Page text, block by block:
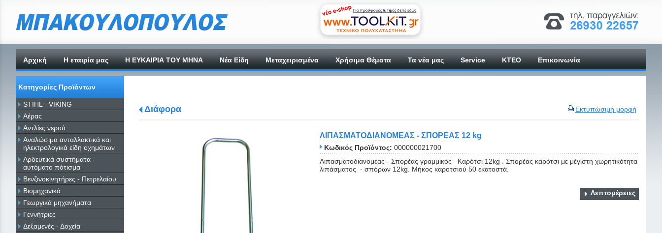
Αρχική H εταιρία μας Η ΕΥΚΑΙΡΙΑ ΤΟΥ ΜΗΝΑ Νέα Είδη Μεταχειρισμένα Χρήσιμα Θέματα Τα νέα μας Service ΚΤΕΟ Επικοινωνία
Κατηγορίες Προϊόντων
STIHL - VIKING
Αέρας
Αντλίες νερού
Αναλώσιμα ανταλλακτικά και
ηλεκτρολογικά είδη οχημάτων
Αρδευτικά συστήματα -
αυτόματο πότισμα
Βενζινοκινητήρες - Πετρελαίου
Βιομηχανικά
Γεωργικά μηχανήματα
Γεννήτριες
Δεξαμενές - Δοχεία
Εκτυπώσιμη μορφή
Διάφορα
ΛΙΠΑΣΜΑΤΟΔΙΑΝΟΜΕΑΣ - ΣΠΟΡΕΑΣ 12 kg
Κωδικός Προϊόντος: 000000021700
Λιπασματοδιανομέας - Σπορέας γραμμικός Καρότσι 12kg . Σπορέας καρότσι με μέγιστη χωρητικότητα
λιπάσματος - σπόρων 12kg. Μήκος καροτσιού 50 εκατοστά.
Λεπτομέρειες